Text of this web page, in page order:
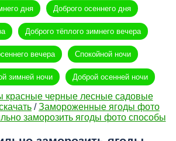
дня Доброго осеннего дня
Доброго тёплого зимнего вечера
вечера Спокойной ночи
зимней ночи Доброй осенней ночи
красные черные лесные садовые
/Замороженные ягоды фото
заморозить ягоды фото способы